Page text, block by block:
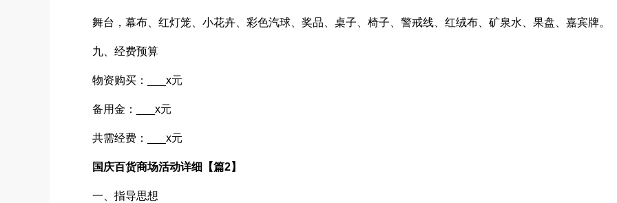
舞台，幕布、红灯笼、小花卉、彩色汽球、奖品、桌子、椅子、警戒线、红绒布、矿泉水、果盘、嘉宾牌。
九、经费预算
物资购买：___ x元
备用金：___x元
共需经费：___ x元
国庆百货商场活动详细【篇2】
一、指导思想